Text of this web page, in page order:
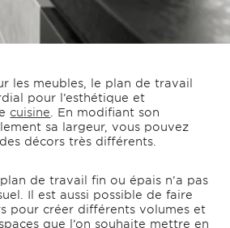
les meubles, le plan de travail
pour l’esthétique et
cuisine . En modifiant son
sa largeur, vous pouvez
décors très différents.
de travail fin ou épais n’a pas
Il est aussi possible de faire
pour créer différents volumes et
que l’on souhaite mettre en